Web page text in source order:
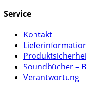
Service
Kontakt
Soundbücher –
Verantwortung